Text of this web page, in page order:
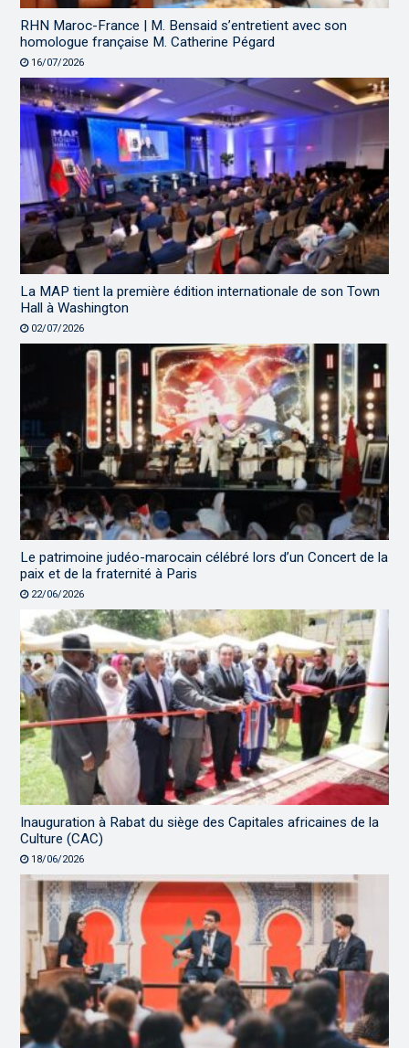
RHN Maroc-France | M. Bensaid s’entretient avec son
homologue française M. Catherine Pégard
16/07/2026
La MAP tient la première édition internationale de son Town
Hall à Washington
02/07/2026
Le patrimoine judéo-marocain célébré lors d’un Concert de la
paix et de la fraternité à Paris
22/06/2026
Inauguration à Rabat du siège des Capitales africaines de la
Culture (CAC)
18/06/2026